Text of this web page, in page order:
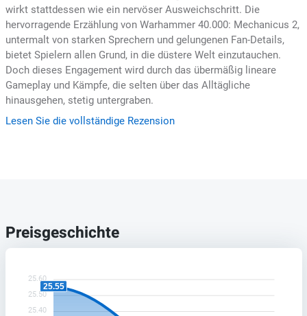
wirkt stattdessen wie ein nervöser Ausweichschritt. Die
hervorragende Erzählung von Warhammer 40.000: Mechanicus 2,
untermalt von starken Sprechern und gelungenen Fan-Details,
bietet Spielern allen Grund, in die düstere Welt einzutauchen.
Doch dieses Engagement wird durch das übermäßig lineare
Gameplay und Kämpfe, die selten über das Alltägliche
hinausgehen, stetig untergraben.
Lesen Sie die vollständige Rezension
Preisgeschichte
25.60
25.50
25.40
25.55